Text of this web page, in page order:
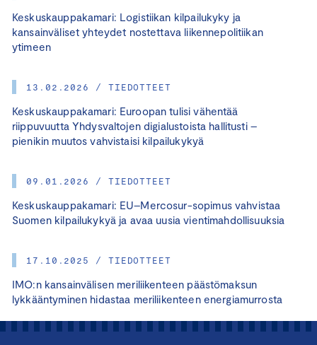
Keskuskauppakamari: Logistiikan kilpailukyky ja
kansainväliset yhteydet nostettava liikennepolitiikan
ytimeen
13.02.2026 / TIEDOTTEET
Keskuskauppakamari: Euroopan tulisi vähentää
riippuvuutta Yhdysvaltojen digialustoista hallitusti –
pienikin muutos vahvistaisi kilpailukykyä
09.01.2026 / TIEDOTTEET
Keskuskauppakamari: EU–Mercosur-sopimus vahvistaa
Suomen kilpailukykyä ja avaa uusia vientimahdollisuuksia
17.10.2025 / TIEDOTTEET
IMO:n kansainvälisen meriliikenteen päästömaksun
lykkääntyminen hidastaa meriliikenteen energiamurrosta